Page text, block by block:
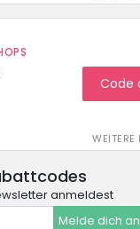
Code
anmeldest
Melde dich an